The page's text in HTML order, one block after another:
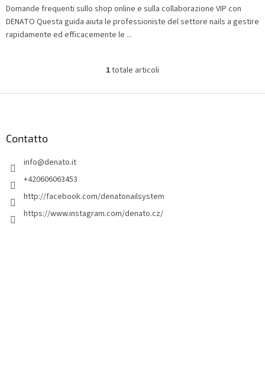
Domande frequenti sullo shop online e sulla collaborazione VIP con
DENATO Questa guida aiuta le professioniste del settore nails a gestire
rapidamente ed efficacemente le ...
C
n
l
l
1totale articoli
Contatto
info@denato.it
+420606063453
http://facebook.com/denatonailsystem
https://www.instagram.com/denato.cz/